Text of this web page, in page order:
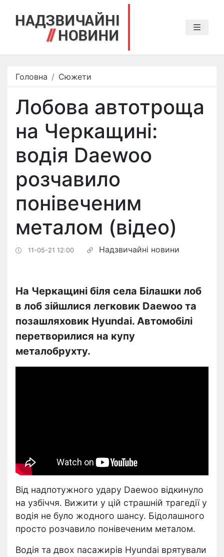
Головна Сюжети
Лобова автотроща
на Черкащині:
водія Daewoo
розчавило
понівеченим
металом (відео)
11-05-21 12:00 Надзвичайні новини
На Черкащині біля села Білашки лоб
в лоб зійшлися легковик Daewoo та
позашляховик Hyundai. Автомобілі
перетворилися на купу
металобрухту.
Від надпотужного удару Daewoo відкинуло
на узбіччя. Вижити у цій страшній трагедії у
водія не було жодного шансу. Бідолашного
просто розчавило понівеченим металом.
Водія та двох пасажирів Hyundai врятували